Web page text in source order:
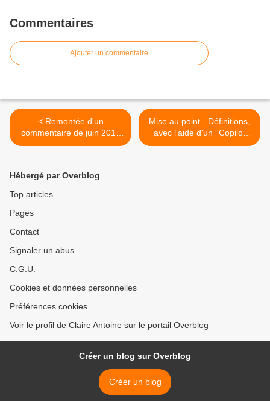
''La quadrature du net'' sur la
lemonde.fr : sur la vidéosurveillance
''intelligente'' !
Commentaires
Ajouter un commentaire
< Remontée d'un
commentaire de juin 2011
que j'aime encore de
"La Femme et le Sacrifice"
Mise au point - Définitions,
avec l'aide d'un ''Copilot
microsoft, le 31 mai 2024,
Hébergé par Overblog
Top articles
Pages
Contact
Signaler un abus
C.G.U.
Cookies et données personnelles
Préférences cookies
Voir le profil de Claire Antoine sur le portail Overblog
Créer un blog sur Overblog
Créer un blog